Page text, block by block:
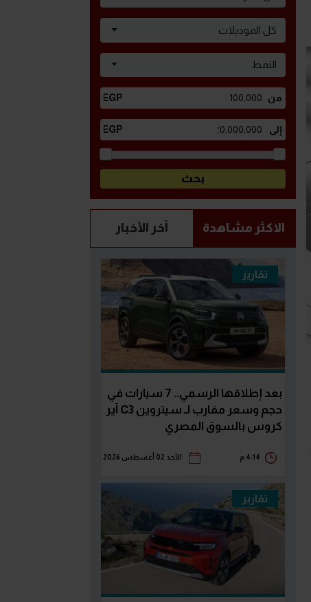
كل الموديلات
النمط
الاكثر مشاهدة آخر الأخبار
تقارير
بعد إطلاقها الرسمي.. 7 سيارات في
حجم وسعر مقارب لـ سيتروين C3 آير
كروس بالسوق المصري
4:14 م الأحد 02 أغسطس 2026
تقارير